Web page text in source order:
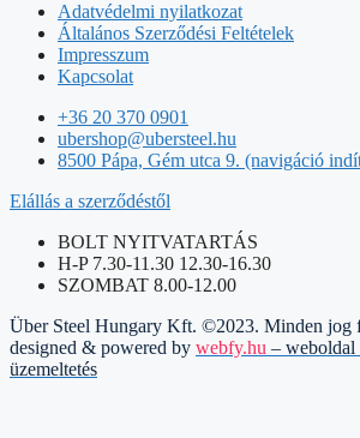
Adatvédelmi nyilatkozat
Általános Szerződési Feltételek
Impresszum
Kapcsolat
+36 20 370 0901
ubershop@ubersteel.hu
8500 Pápa, Gém utca 9. (navigáció
Elállás a szerződéstől
BOLT NYITVATARTÁS
H-P 7.30-11.30 12.30-16.30
SZOMBAT 8.00-12.00
Über Steel Hungary Kft. ©2023. Minden jog
designed & powered by webfy.hu – weboldal
üzemeltetés